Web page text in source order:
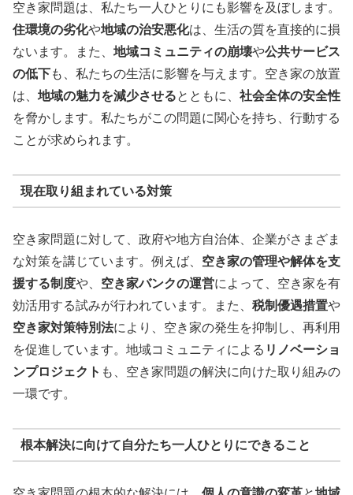
空き家問題は、私たち一人ひとりにも影響を及ぼします。
住環境の劣化や地域の治安悪化は、生活の質を直接的に損
ないます。また、 地域コミュニティの崩壊や公共サービス
の低下も、私たちの生活に影響を与えます。空き家の放置
は、 地域の魅力を減少させるとともに、 社会全体の安全性
を脅かします。私たちがこの問題に関心を持ち、行動する
ことが求められます。
現在取り組まれている対策
空き家問題に対して、政府や地方自治体、企業がさまざま
な対策を講じています。例えば、 空き家の管理や解体を支
援する制度や、 空き家バンクの運営によって、空き家を有
効活用する試みが行われています。また、 税制優遇措置や
空き家対策特別法により、空き家の発生を抑制し、再利用
を促進しています。地域コミュニティによる リノベーショ
ンプロジェクト も、空き家問題の解決に向けた取り組みの
一環です。
根本解決に向けて自分たち一人ひとりにできること